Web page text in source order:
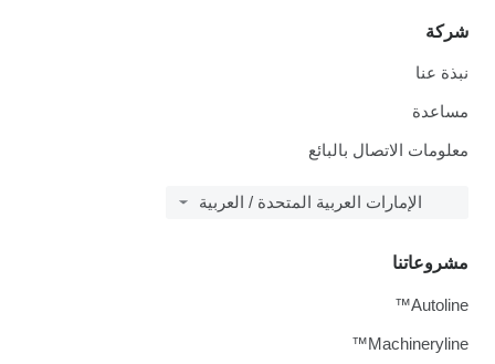
شركة
نبذة عنا
مساعدة
معلومات الاتصال بالبائع
الإمارات العربية المتحدة / العربية
مشروعاتنا
Autoline™
Machineryline™